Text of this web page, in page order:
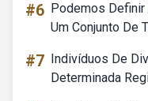
#6 Podemos Definir
Um Conjunto De
#7 Indivíduos De
Determinada